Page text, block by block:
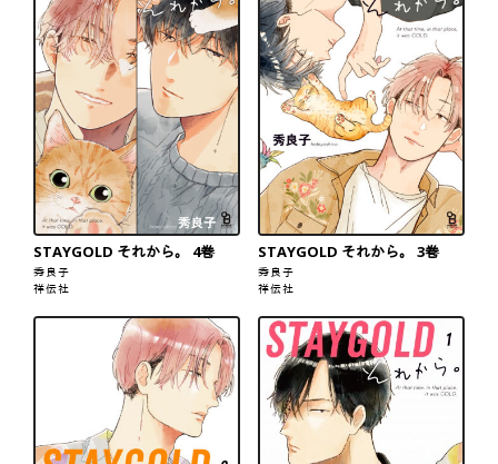
STAYGOLD それから。 4巻
秀良子
祥伝社
STAYGOLD それから。 3巻
秀良子
祥伝社